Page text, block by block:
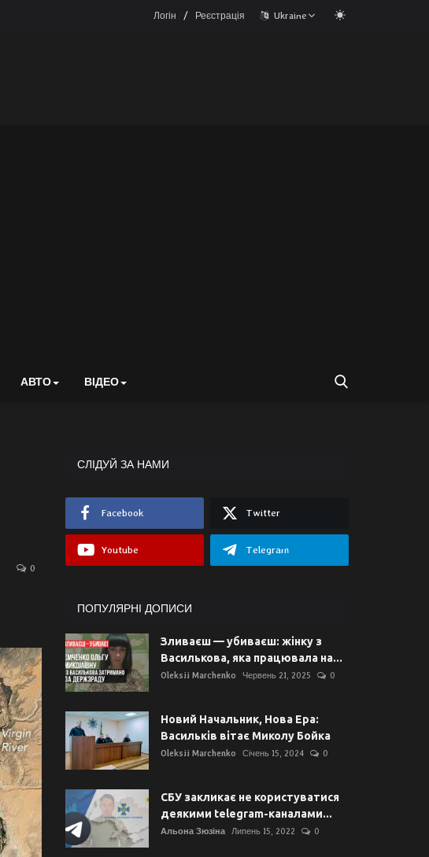
Логін / Реєстрація Ukraine
АВТО ВІДЕО
0
СЛІДУЙ ЗА НАМИ
Facebook Twitter
Youtube Telegram
ПОПУЛЯРНІ ДОПИСИ
Зливаєш — убиваєш: жінку з
Василькова, яка працювала на...
Oleksii Marchenko Червень 21, 2025 0
Новий Начальник, Нова Ера:
Васильків вітає Миколу Бойка
Oleksii Marchenko Січень 15, 2024 0
СБУ закликає не користуватися
деякими telegram-каналами...
Альона Зюзіна Липень 15, 2022 0